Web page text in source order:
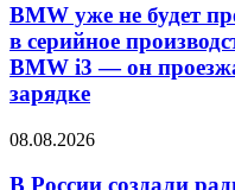
BMW уже не будет
в серийное
BMW i3 — он
зарядке
08.08.2026